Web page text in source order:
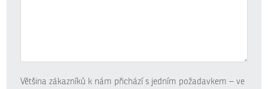
Většina zákazníků k nám přichází s jedním požadavkem – ve